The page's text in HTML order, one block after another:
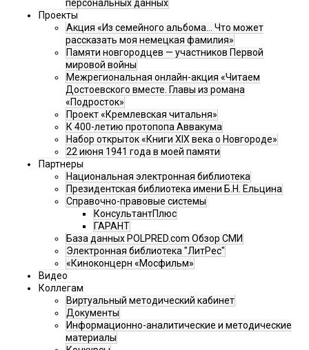
персональных данных
Проекты
Акция «Из семейного альбома... Что может
рассказать моя немецкая фамилия»
Памяти новгородцев — участников Первой
мировой войны
Межрегиональная онлайн-акция «Читаем
Достоевского вместе. Главы из романа
«Подросток»
Проект «Кремлевская читальня»
К 400-летию протопопа Аввакума
Набор открыток «Книги XIX века о Новгороде»
22 июня 1941 года в моей памяти
Партнеры
Национальная электронная библиотека
Президентская библиотека имени Б.Н. Ельцина
Справочно-правовые системы
КонсультантПлюс
ГАРАНТ
База данных POLPRED.com Обзор СМИ
Электронная библиотека "ЛитРес"
«Киноконцерн «Мосфильм»
Видео
Коллегам
Виртуальный методический кабинет
Документы
Информационно-аналитические и методические
материалы